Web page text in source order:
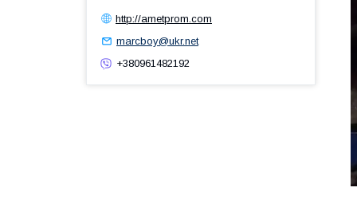
http://ametprom.com
marcboy@ukr.net
+380961482192